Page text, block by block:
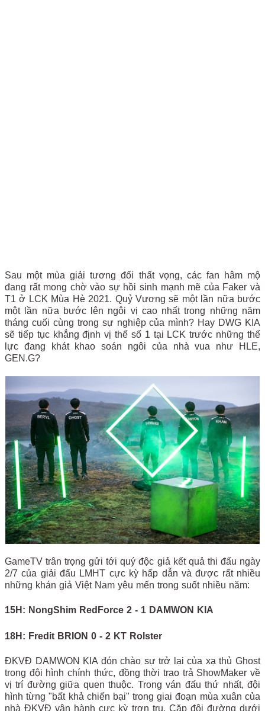
Sau một mùa giải tương đối thất vọng, các fan hâm mộ
đang rất mong chờ vào sự hồi sinh mạnh mẽ của Faker và
T1 ở LCK Mùa Hè 2021. Quỷ Vương sẽ một lần nữa bước
một lần nữa bước lên ngôi vị cao nhất trong những năm
tháng cuối cùng trong sự nghiệp của mình? Hay DWG KIA
sẽ tiếp tục khẳng định vị thế số 1 tại LCK trước những thế
lực đang khát khao soán ngôi của nhà vua như HLE,
GEN.G?
GameTV trân trọng gửi tới quý độc giả kết quả thi đấu ngày
2/7 của giải đấu LMHT cực kỳ hấp dẫn và được rất nhiều
những khán giả Việt Nam yêu mến trong suốt nhiều năm:
15H: NongShim RedForce 2 - 1 DAMWON KIA
18H: Fredit BRION 0 - 2 KT Rolster
ĐKVĐ DAMWON KIA đón chào sự trở lại của xạ thủ Ghost
trong đội hình chính thức, đồng thời trao trả ShowMaker về
vị trí đường giữa quen thuộc. Trong ván đấu thứ nhất, đội
hình từng "bất khả chiến bại" trong giai đoạn mùa xuân của
nhà ĐKVĐ vận hành cực kỳ trơn tru. Cặp đôi đường dưới